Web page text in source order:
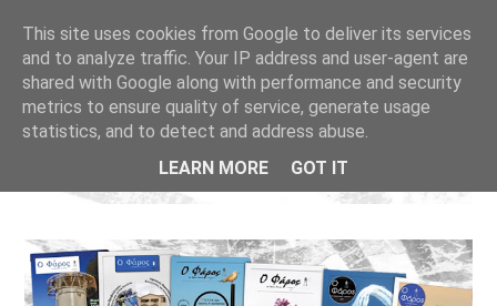
This site uses cookies from Google to deliver its services
and to analyze traffic. Your IP address and user-agent are
shared with Google along with performance and security
metrics to ensure quality of service, generate usage
statistics, and to detect and address abuse.
LEARN MORE
GOT IT